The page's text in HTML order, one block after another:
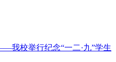
我校举行纪念“一二·九”学生